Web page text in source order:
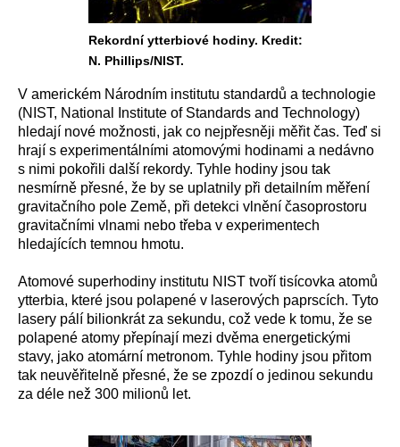
Rekordní ytterbiové hodiny. Kredit:
N. Phillips/NIST.
V americkém Národním institutu standardů a technologie
(NIST, National Institute of Standards and Technology)
hledají nové možnosti, jak co nejpřesněji měřit čas. Teď si
hrají s experimentálními atomovými hodinami a nedávno
s nimi pokořili další rekordy. Tyhle hodiny jsou tak
nesmírně přesné, že by se uplatnily při detailním měření
gravitačního pole Země, při detekci vlnění časoprostoru
gravitačními vlnami nebo třeba v experimentech
hledajících temnou hmotu.
Atomové superhodiny institutu NIST tvoří tisícovka atomů
ytterbia, které jsou polapené v laserových paprscích. Tyto
lasery pálí bilionkrát za sekundu, což vede k tomu, že se
polapené atomy přepínají mezi dvěma energetickými
stavy, jako atomární metronom. Tyhle hodiny jsou přitom
tak neuvěřitelně přesné, že se zpozdí o jedinou sekundu
za déle než 300 milionů let.